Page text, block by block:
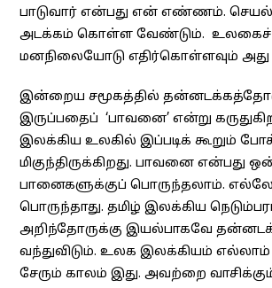
பாடுவார் என்பது என் எண்ணம். செயல்
அடக்கம் கொள்ள வேண்டும். உலகைச்
மனநிலையோடு எதிர்கொள்ளவும் அது
இன்றைய சமூகத்தில்
இருப்பதைப் ‘பாவனை’ என்று
இலக்கிய உலகில் இப்படிக் கூறும்
மிகுந்திருக்கிறது. பாவனை என்பது
பானைகளுக்குப் பொருந்தலாம்.
பொருந்தாது. தமிழ் இலக்கிய
அறிந்தோருக்கு இயல்பாகவே
வந்துவிடும். உலக இலக்கியம் எல்லாம்
சேரும் காலம் இது. அவற்றை